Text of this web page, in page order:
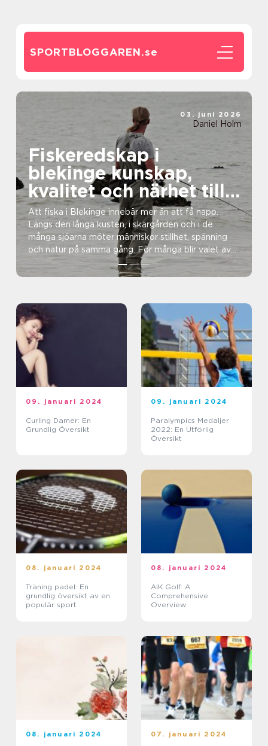
SPORTBLOGGAREN.se
Fiskeredskap i
blekinge kunskap,
kvalitet och närhet till
havet
Att fiska i Blekinge innebär mer än att få napp.
Längs den långa kusten, i skärgården och i de
många sjöarna möter människor stillhet, spänning
och natur på samma gång. För många blir valet av
fiskere...
03. juni 2026
Daniel Holm
09. januari 2024
Curling Damer: En
Grundlig Översikt
09. januari 2024
Paralympics Medaljer
2022: En Utförlig
Översikt
08. januari 2024
Träning padel: En
grundlig översikt av en
populär sport
08. januari 2024
AIK Golf: A
Comprehensive
Overview
08. januari 2024 07. januari 2024